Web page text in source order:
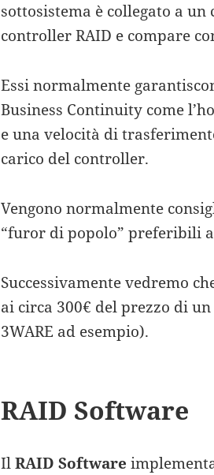
sottosistema è collegato a
controller RAID e compare
Essi normalmente
Business Continuity come
e una velocità di
carico del controller.
Vengono normalmente
“furor di popolo” preferibili
Successivamente vedremo
ai circa 300€ del prezzo di
3WARE ad esempio).
RAID Software
IlRAID Software